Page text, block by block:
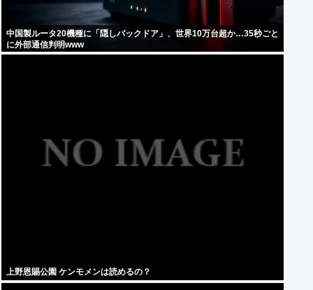
中国製ルータ20機種に「隠しバックドア」、世界10万台超か…35秒ごと
に外部通信判明www
上野恩賜公園 ケンモメンは読めるの？